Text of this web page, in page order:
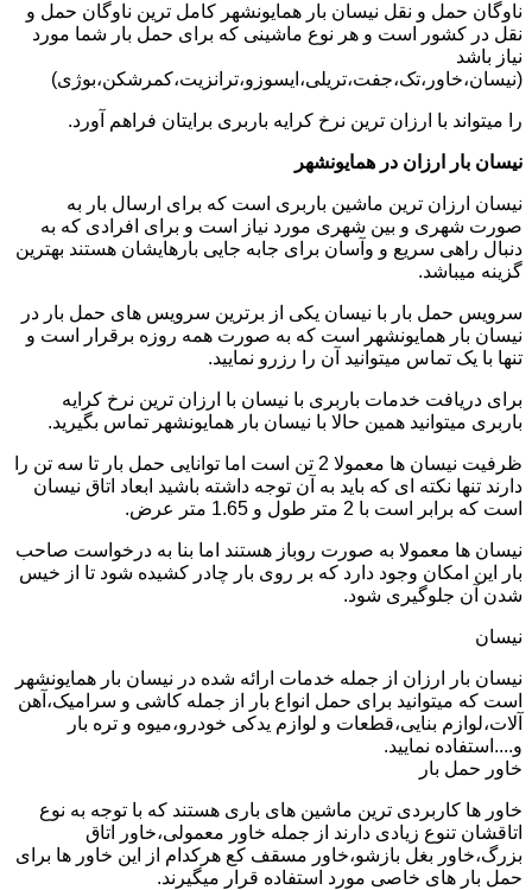
ناوگان حمل و نقل نیسان بار همایونشهر کامل ترین ناوگان حمل و
نقل در کشور است و هر نوع ماشینی که برای حمل بار شما مورد
نیاز باشد
(نیسان،خاور،تک،جفت،تریلی،ایسوزو،ترانزیت،کمرشکن،بوژی)
را میتواند با ارزان ترین نرخ کرایه باربری برایتان فراهم آورد.
نیسان بار ارزان در همایونشهر
نیسان ارزان ترین ماشین باربری است که برای ارسال بار به
صورت شهری و بین شهری مورد نیاز است و برای افرادی که به
دنبال راهی سریع و وآسان برای جابه جایی بارهایشان هستند بهترین
گزینه میباشد.
سرویس حمل بار با نیسان یکی از برترین سرویس های حمل بار در
نیسان بار همایونشهر است که به صورت همه روزه برقرار است و
تنها با یک تماس میتوانید آن را رزرو نمایید.
برای دریافت خدمات باربری با نیسان با ارزان ترین نرخ کرایه
باربری میتوانید همین حالا با نیسان بار همایونشهر تماس بگیرید.
ظرفیت نیسان ها معمولا 2 تن است اما توانایی حمل بار تا سه تن را
دارند تنها نکته ای که باید به آن توجه داشته باشید ابعاد اتاق نیسان
است که برابر است با 2 متر طول و 1.65 متر عرض.
نیسان ها معمولا به صورت روباز هستند اما بنا به درخواست صاحب
بار این امکان وجود دارد که بر روی بار چادر کشیده شود تا از خیس
شدن آن جلوگیری شود.
نیسان
نیسان بار ارزان از جمله خدمات ارائه شده در نیسان بار همایونشهر
است که میتوانید برای حمل انواع بار از جمله کاشی و سرامیک،آهن
آلات،لوازم بنایی،قطعات و لوازم یدکی خودرو،میوه و تره بار
و....استفاده نمایید.
خاور حمل بار
خاور ها کاربردی ترین ماشین های باری هستند که با توجه به نوع
اتاقشان تنوع زیادی دارند از جمله خاور معمولی،خاور اتاق
بزرگ،خاور بغل بازشو،خاور مسقف کع هرکدام از این خاور ها برای
حمل بار های خاصی مورد استفاده قرار میگیرند.